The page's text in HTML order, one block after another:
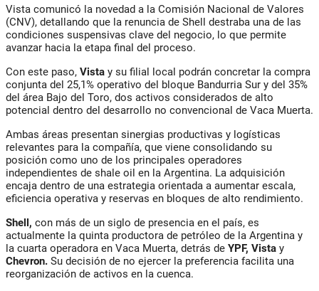
Vista comunicó la novedad a la Comisión Nacional de Valores
(CNV), detallando que la renuncia de Shell destraba una de las
condiciones suspensivas clave del negocio, lo que permite
avanzar hacia la etapa final del proceso.
Con este paso, Vista y su filial local podrán concretar la compra
conjunta del 25,1% operativo del bloque Bandurria Sur y del 35%
del área Bajo del Toro, dos activos considerados de alto
potencial dentro del desarrollo no convencional de Vaca Muerta.
Ambas áreas presentan sinergias productivas y logísticas
relevantes para la compañía, que viene consolidando su
posición como uno de los principales operadores
independientes de shale oil en la Argentina. La adquisición
encaja dentro de una estrategia orientada a aumentar escala,
eficiencia operativa y reservas en bloques de alto rendimiento.
Shell, con más de un siglo de presencia en el país, es
actualmente la quinta productora de petróleo de la Argentina y
la cuarta operadora en Vaca Muerta, detrás de YPF, Vista y
Chevron. Su decisión de no ejercer la preferencia facilita una
reorganización de activos en la cuenca.